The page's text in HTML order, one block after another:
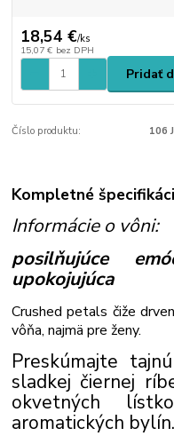
18,54 €/ks
15,07 € bez DPH
Pridať
Číslo produktu: 106
Kompletné
Informácie o vôni:
posilňujúce
upokojujúca
Crushed petals čiže
vôňa, najmä pre ženy.
Preskúmajte
sladkej čiernej
okvetných
aromatických bylín.